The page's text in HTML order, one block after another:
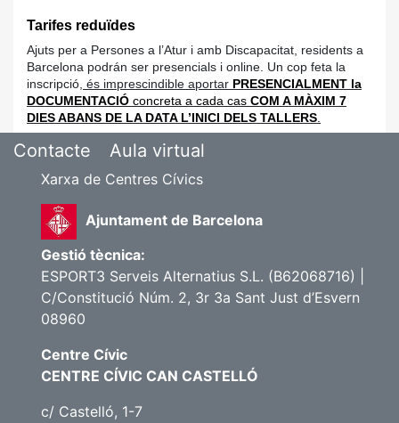
Tarifes reduïdes
Ajuts per a Persones a l’Atur i amb Discapacitat, residents a
Barcelona podrán ser presencials i online. Un cop feta la
inscripció, és imprescindible aportar PRESENCIALMENT la
DOCUMENTACIÓ concreta a cada cas COM A MÀXIM 7
DIES ABANS DE LA DATA L’INICI DELS TALLERS
Contacte Aula virtual
Xarxa de Centres Cívics
Ajuntament de Barcelona
Gestió tècnica:
ESPORT3 Serveis Alternatius S.L. (B62068716) |
C/Constitució Núm. 2, 3r 3a Sant Just d’Esvern
08960
Centre Cívic
CENTRE CÍVIC CAN CASTELLÓ
c/ Castelló, 1-7